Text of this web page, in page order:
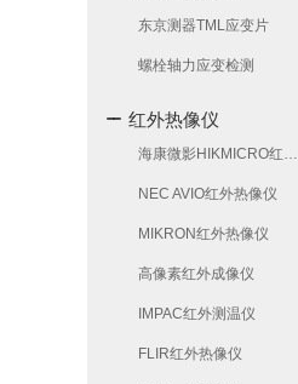
东京测器TML应变片
螺栓轴力应变检测
红外热像仪
海康微影HIKMICRO红外热像仪
NEC AVIO红外热像仪
MIKRON红外热像仪
高像素红外成像仪
IMPAC红外测温仪
FLIR红外热像仪